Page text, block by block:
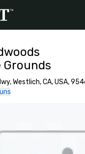
Grounds
Westlich, CA, USA,